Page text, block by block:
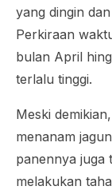
yang dingin
Perkiraan
bulan April
terlalu tinggi.
Meski
menanam
panennya juga
melakukan